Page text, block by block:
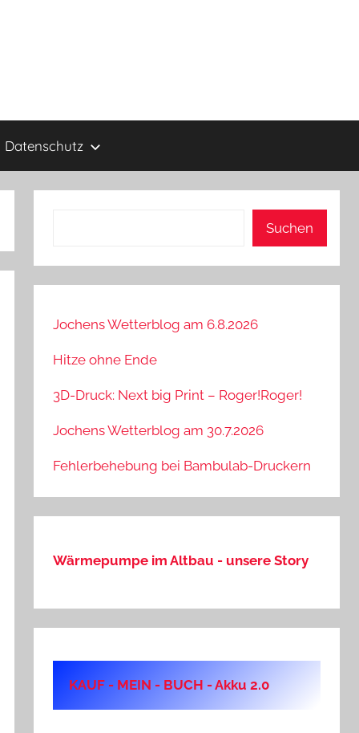
Datenschutz
Suchen
Jochens Wetterblog am 6.8.2026
Hitze ohne Ende
3D-Druck: Next big Print – Roger!Roger!
Jochens Wetterblog am 30.7.2026
Fehlerbehebung bei Bambulab-Druckern
Wärmepumpe im Altbau - unsere Story
KAUF - MEIN - BUCH - Akku 2.0